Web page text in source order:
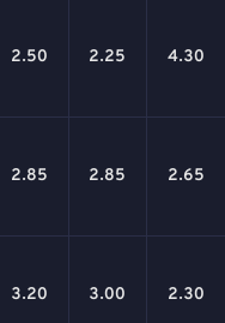
2.50 2.25 4.30
2.85 2.85 2.65
3.20 3.00 2.30